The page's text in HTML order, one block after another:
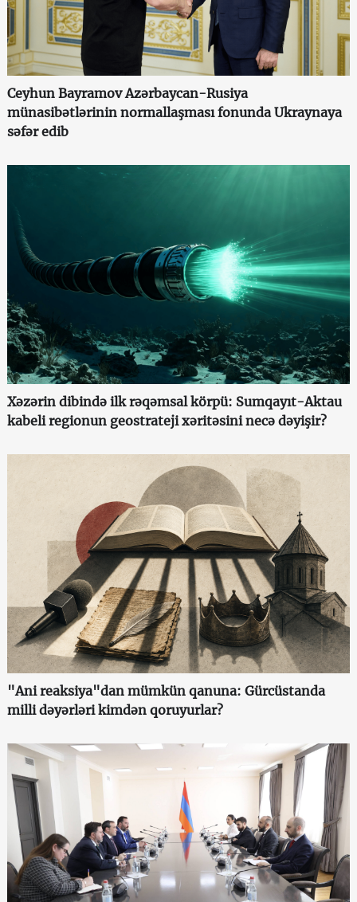
Ceyhun Bayramov Azərbaycan-Rusiya
münasibətlərinin normallaşması fonunda Ukraynaya
səfər edib
Xəzərin dibində ilk rəqəmsal körpü: Sumqayıt-Aktau
kabeli regionun geostrateji xəritəsini necə dəyişir?
"Ani reaksiya"dan mümkün qanuna: Gürcüstanda
milli dəyərləri kimdən qoruyurlar?